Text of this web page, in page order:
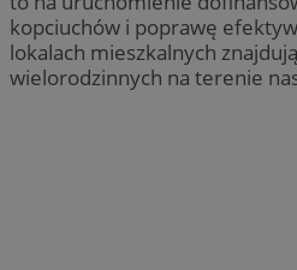
kopciuchów i poprawę
lokalach mieszkalnych
wielorodzinnych na terenie